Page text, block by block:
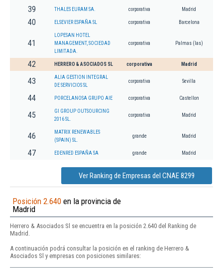
39 THALES EURAM SA. corporativa Madrid
40 ELSEVIER ESPAÑA SL corporativa Barcelona
41
LOPESAN HOTEL
MANAGEMENT, SOCIEDAD
LIMITADA.
corporativa Palmas (las)
42 HERRERO & ASOCIADOS SL corporativa Madrid
43
ALIA GESTION INTEGRAL
DE SERVICIOS SL
corporativa Sevilla
44 PORCELANOSA GRUPO AIE corporativa Castellon
45
GI GROUP OUTSOURCING
2016 SL.
corporativa Madrid
46
MATRIX RENEWABLES
(SPAIN) SL.
grande Madrid
47 EDENRED ESPAÑA SA grande Madrid
Ver Ranking de Empresas del CNAE 8299
Posición 2.640 en la provincia de
Madrid
Herrero & Asociados Sl se encuentra en la posición 2.640 del Ranking de
Madrid.
A continuación podrá consultar la posición en el ranking de Herrero &
Asociados Sl y empresas con posiciones similares: